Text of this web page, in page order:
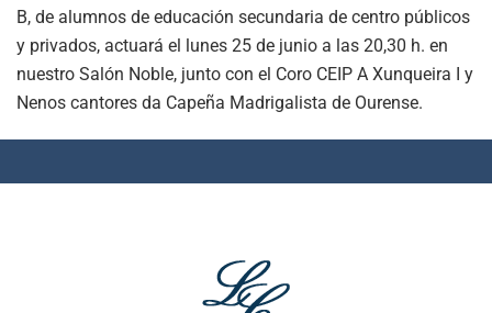
B, de alumnos de educación secundaria de centro públicos
y privados, actuará el lunes 25 de junio a las 20,30 h. en
nuestro Salón Noble, junto con el Coro CEIP A Xunqueira I y
Nenos cantores da Capeña Madrigalista de Ourense.